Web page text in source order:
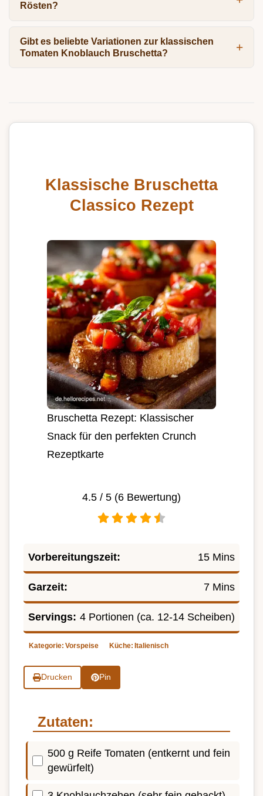
Rösten?
Gibt es beliebte Variationen zur klassischen
Tomaten Knoblauch Bruschetta?
Klassische Bruschetta
Classico Rezept
Bruschetta Rezept: Klassischer
Snack für den perfekten Crunch
Rezeptkarte
4.5 / 5 (6 Bewertung)
Vorbereitungszeit: 15 Mins
Garzeit: 7 Mins
Servings: 4 Portionen (ca. 12-14 Scheiben)
Kategorie: Vorspeise Küche: Italienisch
Drucken Pin
Zutaten:
500 g Reife Tomaten (entkernt und fein
gewürfelt)